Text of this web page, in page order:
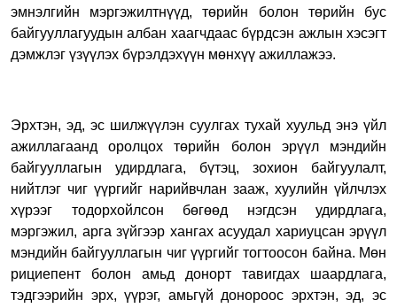
эмнэлгийн мэргэжилтнүүд, төрийн болон төрийн бус
байгууллагуудын албан хаагчдаас бүрдсэн ажлын хэсэгт
дэмжлэг үзүүлэх бүрэлдэхүүн мөнхүү ажиллажээ.
Эрхтэн, эд, эс шилжүүлэн суулгах тухай хуульд энэ үйл
ажиллагаанд оролцох төрийн болон эрүүл мэндийн
байгууллагын удирдлага, бүтэц, зохион байгуулалт,
нийтлэг чиг үүргийг нарийвчлан зааж, хуулийн үйлчлэх
хүрээг тодорхойлсон бөгөөд нэгдсэн удирдлага,
мэргэжил, арга зүйгээр хангах асуудал хариуцсан эрүүл
мэндийн байгууллагын чиг үүргийг тогтоосон байна. Мөн
рициепент болон амьд донорт тавигдах шаардлага,
тэдгээрийн эрх, үүрэг, амьгүй донороос эрхтэн, эд, эс